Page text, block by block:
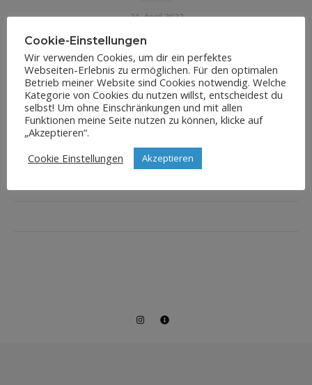
21. April 2022
Cookie-Einstellungen
Wir verwenden Cookies, um dir ein perfektes
Webseiten-Erlebnis zu ermöglichen. Für den optimalen
Betrieb meiner Website sind Cookies notwendig. Welche
Kategorie von Cookies du nutzen willst, entscheidest du
selbst! Um ohne Einschränkungen und mit allen
Funktionen meine Seite nutzen zu können, klicke auf
„Akzeptieren“.
Cookie Einstellungen
Akzeptieren